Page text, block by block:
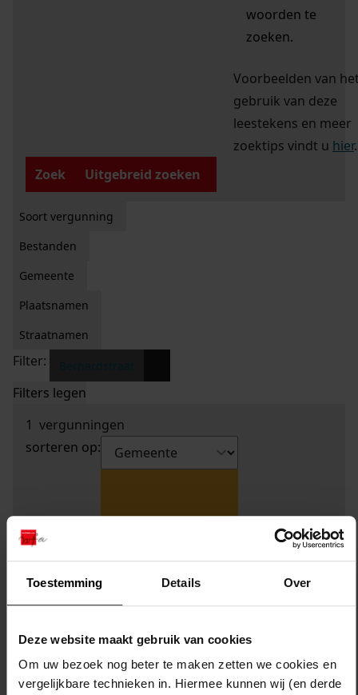
Toestemming Details Over
Deze website maakt gebruik van cookies
Om uw bezoek nog beter te maken zetten we cookies en
vergelijkbare technieken in. Hiermee kunnen wij (en derde
woorden te
zoeken.
Voorbeelden van
gebruik van deze
leestekens en meer
zoektips vindt u hier.
Zoek
Uitgebreid zoeken
Soort vergunning
Bestanden
Gemeente
Plaatsnamen
Straatnamen
Filter:
Filters legen
1 vergunningen
sorteren op: